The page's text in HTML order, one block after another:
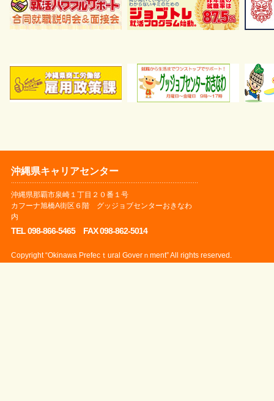
沖縄県キャリアセンター
沖縄県那覇市泉崎１丁目２０番１号
カフーナ旭橋A街区６階 グッジョブセンターおきなわ
内
TEL 098-866-5465 FAX 098-862-5014
Copyright “Okinawa Prefecｔural Goverｎment” All rights reserved.